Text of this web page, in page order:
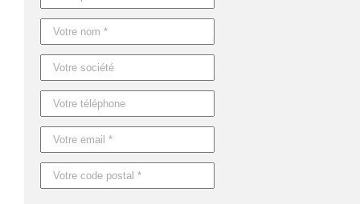
Caractéristiques du produit :
Référence : KC2941
Nom : TRIKES
Dimensions : 16X16X3CM